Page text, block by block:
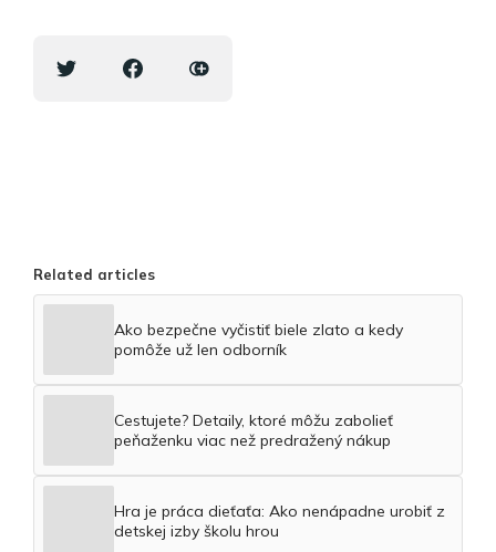
Related articles
Ako bezpečne vyčistiť biele zlato a kedy
pomôže už len odborník
Cestujete? Detaily, ktoré môžu zabolieť
peňaženku viac než predražený nákup
Hra je práca dieťaťa: Ako nenápadne urobiť z
detskej izby školu hrou